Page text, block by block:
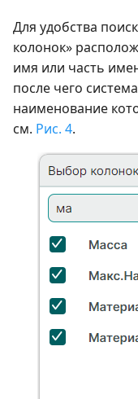
Для удобства
колонок»
имя или часть
после чего
наименование
см. Рис. 4.